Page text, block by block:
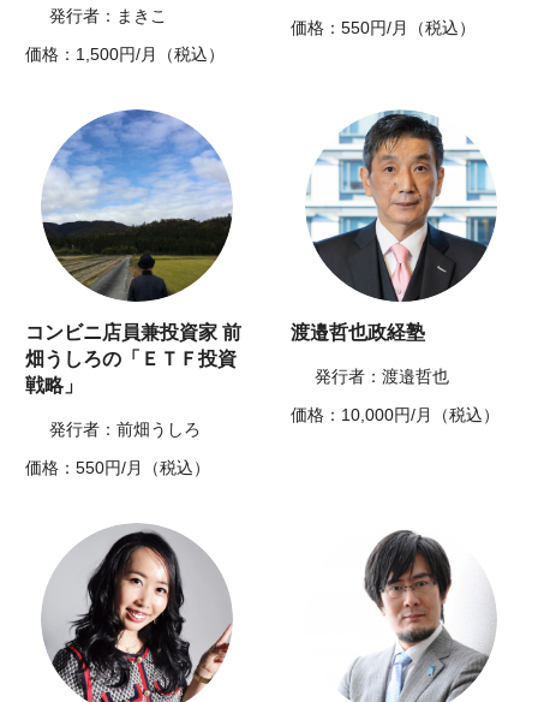
発行者：まきこ
価格：1,500円/月（税込）
価格：550円/月（税込）
コンビニ店員兼投資家 前
畑うしろの「ＥＴＦ投資
戦略」
発行者：前畑うしろ
価格：550円/月（税込）
渡邉哲也政経塾
発行者：渡邉哲也
価格：10,000円/月（税込）